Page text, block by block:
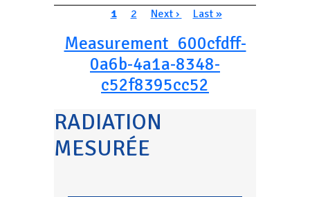
PaginationPage courante
1 Page
2 Page suivante
Next › Dernière page
Last »
Measurement_600cfdff-
0a6b-4a1a-8348-
c52f8395cc52
RADIATION
MESURÉE